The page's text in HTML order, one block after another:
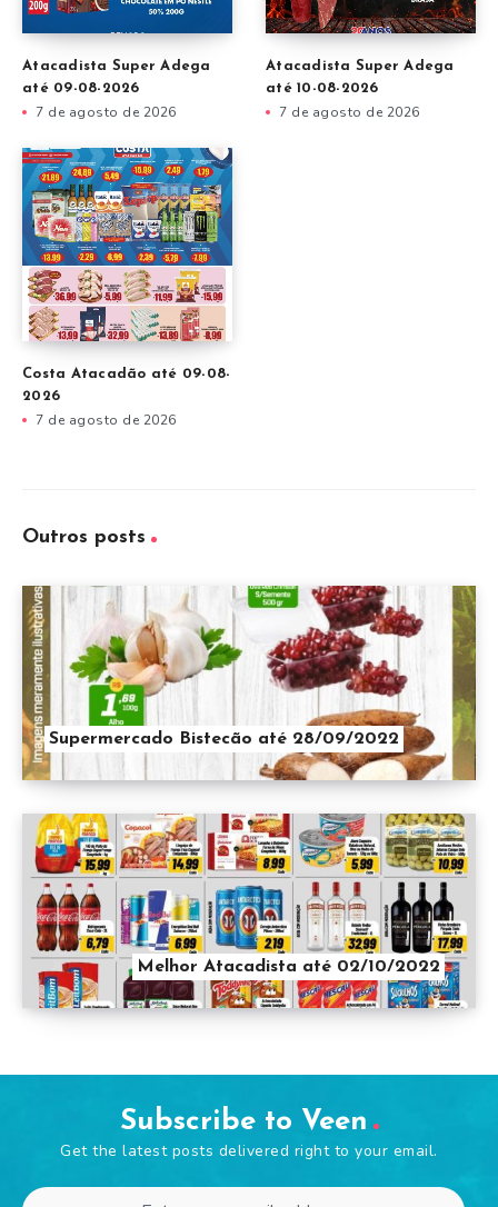
Atacadista Super Adega
até 09-08-2026
7 de agosto de 2026
Atacadista Super Adega
até 10-08-2026
7 de agosto de 2026
Costa Atacadão até 09-08-
2026
7 de agosto de 2026
Outros posts
Supermercado Bistecão até 28/09/2022
Melhor Atacadista até 02/10/2022
Subscribe to Veen
Get the latest posts delivered right to your email.